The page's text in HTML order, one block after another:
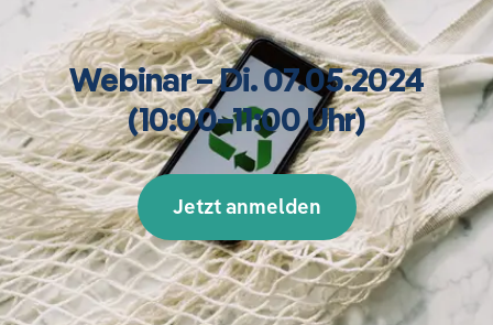
Webinar – Di. 07.05.2024
(10:00–11:00 Uhr)
Jetzt anmelden